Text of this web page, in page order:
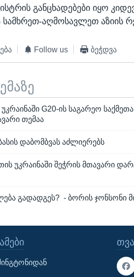
განცხადებები იყო
აღმოსავლეთ აზიის
Follow us ბეჭდვა
G20-ის საგარეო
თემაა
დაბომბვას აძლიერებს
უკრაინაში შეჭრის მთავარი
გადადგეს? - ბორის ჯონსონი